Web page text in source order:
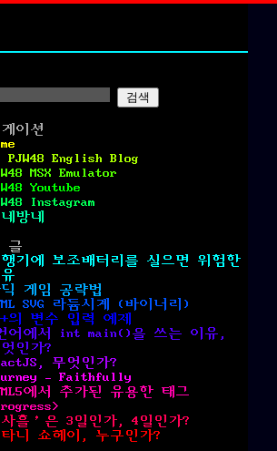
검색
이션
PJW48 English Blog
MSX Emulator
Youtube
Instagram
방네
글
기에 보조배터리를 실으면 위험한
딕 게임 공략법
SVG 라듐시계 (바이너리)
의 변수 입력 예제
어에서 int main()을 쓰는 이유,
인가?
무엇인가?
– Faithfully
에서 추가된 유용한 태그
흘’은 3일인가, 4일인가?
타니 쇼헤이, 누구인가?